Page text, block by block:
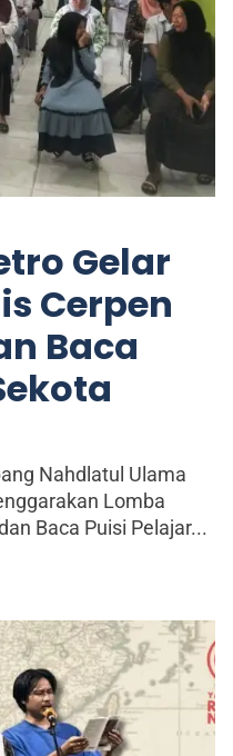
Gelar
Cerpen
Baca
Nahdlatul Ulama
Lomba
Baca Puisi Pelajar...